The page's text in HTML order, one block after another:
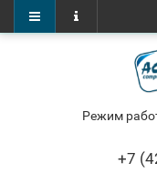
Режим
+7